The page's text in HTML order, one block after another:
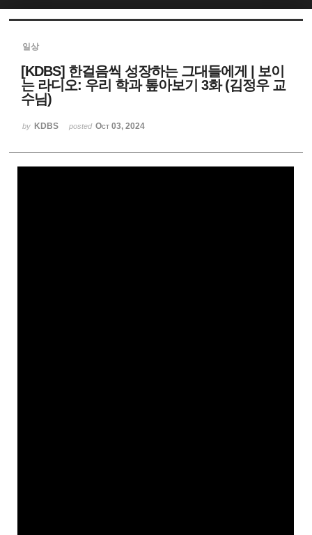
일상
[KDBS] 한걸음씩 성장하는 그대들에게 | 보이
는 라디오: 우리 학과 톺아보기 3화 (김정우 교
수님)
by KDBS posted Oct 03, 2024
Sketchbook5, 스케치북5
Sketchbook5, 스케치북5